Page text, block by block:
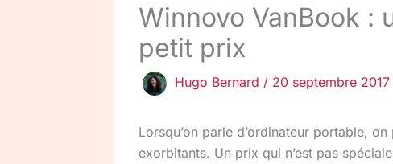
Winnovo VanBook :
petit prix
Hugo Bernard / 20 septembre 2017
Lorsqu’on parle d’ordinateur portable,
exorbitants. Un prix qui n’est pas